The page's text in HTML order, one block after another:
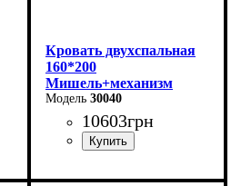
Кровать двухспальная
160*200
Мишель+механизм
(серая)30040
10603грн